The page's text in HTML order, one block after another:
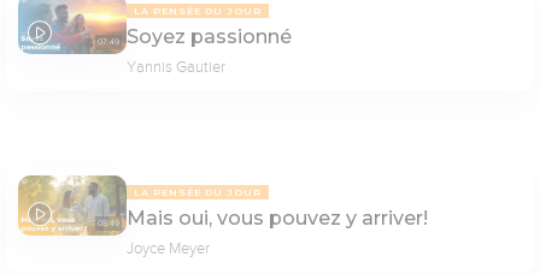
07:49
LA PENSÉE DU JOUR
Soyez passionné
Yannis Gautier
08:49
LA PENSÉE DU JOUR
Mais oui, vous pouvez y arriver!
Joyce Meyer